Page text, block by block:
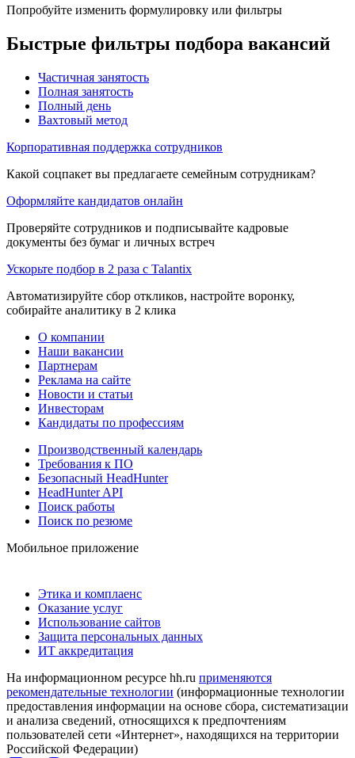
Попробуйте изменить формулировку или фильтры
Быстрые фильтры подбора вакансий
Частичная занятость
Полная занятость
Полный день
Вахтовый метод
Корпоративная поддержка сотрудников
Какой соцпакет вы предлагаете семейным сотрудникам?
Оформляйте кандидатов онлайн
Проверяйте сотрудников и подписывайте кадровые
документы без бумаг и личных встреч
Ускорьте подбор в 2 раза с Talantix
Автоматизируйте сбор откликов, настройте воронку,
собирайте аналитику в 2 клика
О компании
Наши вакансии
Партнерам
Реклама на сайте
Новости и статьи
Инвесторам
Кандидаты по профессиям
Производственный календарь
Требования к ПО
Безопасный HeadHunter
HeadHunter API
Поиск работы
Поиск по резюме
Мобильное приложение
Этика и комплаенс
Оказание услуг
Использование сайтов
Защита персональных данных
ИТ аккредитация
На информационном ресурсе hh.ru применяются
рекомендательные технологии (информационные технологии
предоставления информации на основе сбора, систематизации
и анализа сведений, относящихся к предпочтениям
пользователей сети «Интернет», находящихся на территории
Российской Федерации)